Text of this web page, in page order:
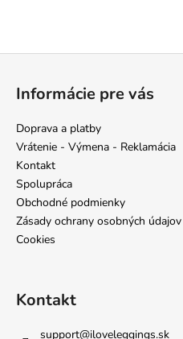
Informácie pre vás
Doprava a platby
Vrátenie - Výmena - Reklamácia
Kontakt
Spolupráca
Obchodné podmienky
Zásady ochrany osobných údajov
Cookies
Kontakt
support@iloveleggings.sk